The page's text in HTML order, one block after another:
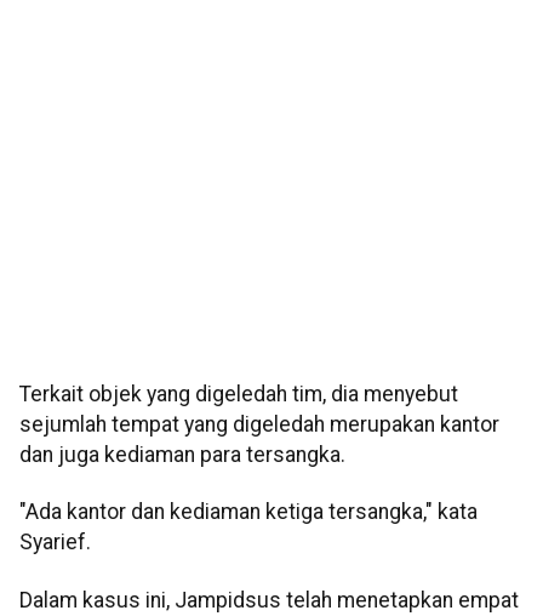
Terkait objek yang digeledah tim, dia menyebut
sejumlah tempat yang digeledah merupakan kantor
dan juga kediaman para tersangka.
"Ada kantor dan kediaman ketiga tersangka," kata
Syarief.
Dalam kasus ini, Jampidsus telah menetapkan empat